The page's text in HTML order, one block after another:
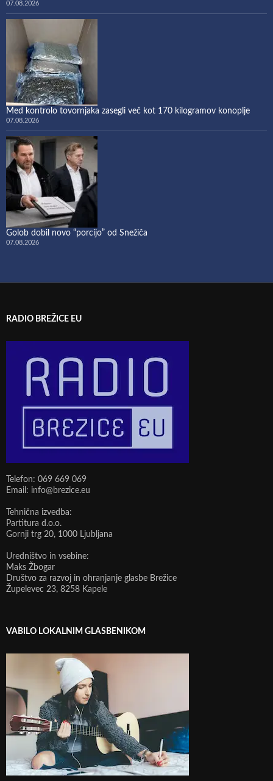
07.08.2026
Med kontrolo tovornjaka zasegli več kot 170 kilogramov konoplje
07.08.2026
Golob dobil novo “porcijo” od Snežiča
07.08.2026
RADIO BREŽICE EU
Telefon: 069 669 069
Email: info@brezice.eu
Tehnična izvedba:
Partitura d.o.o.
Gornji trg 20, 1000 Ljubljana
Uredništvo in vsebine:
Maks Žbogar
Društvo za razvoj in ohranjanje glasbe Brežice
Župelevec 23, 8258 Kapele
VABILO LOKALNIM GLASBENIKOM